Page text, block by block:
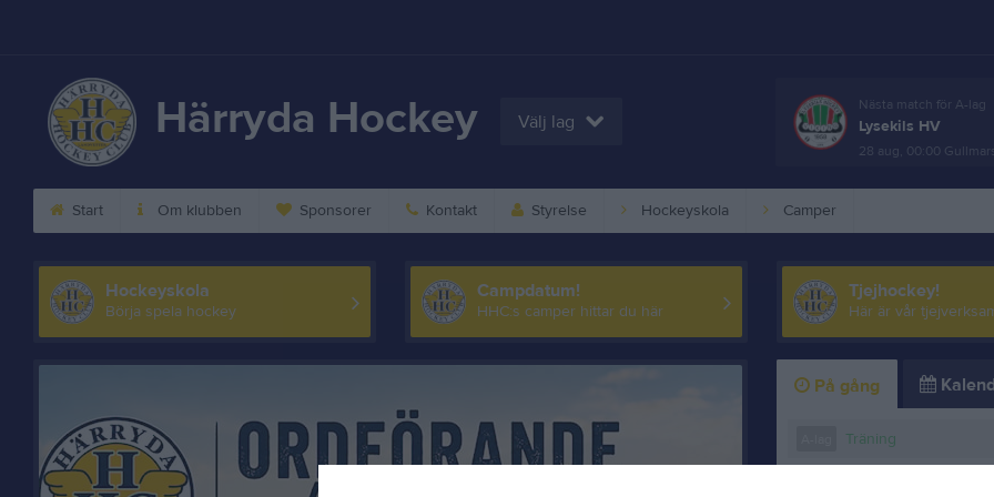
Härryda Hockey Välj lag
Nästa match för A-lag
Lysekils HV
28 aug, 00:00
Start Om klubben Sponsorer Kontakt Styrelse Hockeyskola Camper
Hockeyskola
Börja spela hockey
Campdatum!
HHC:s camper hittar du här
Tjejhockey!
Här är vår
På gång
Träning